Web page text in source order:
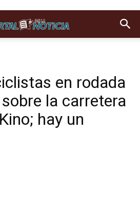
en rodada
la carretera
hay un